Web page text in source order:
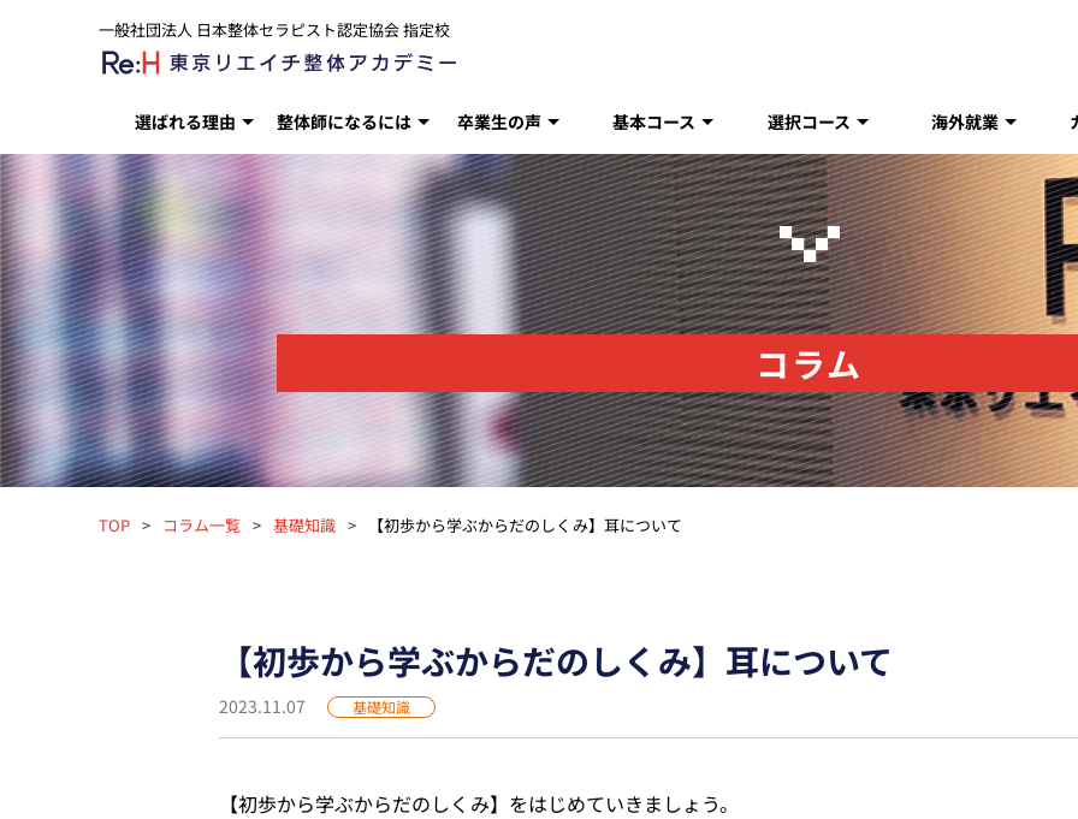
一般社団法人 日本整体セラピスト認定協会 指定校
選ばれる理由 整体師になるには 卒業生の声 基本コース 選択コース 海外就業
コラム
TOP コラム一覧 基礎知識 【初歩から学ぶからだのしくみ】耳について
【初歩から学ぶからだのしくみ】耳について
2023.11.07 基礎知識
【初歩から学ぶからだのしくみ】をはじめていきましょう。